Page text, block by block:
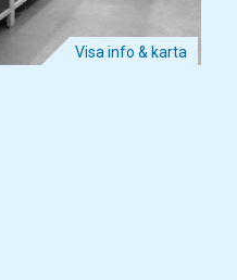
Visa info & karta